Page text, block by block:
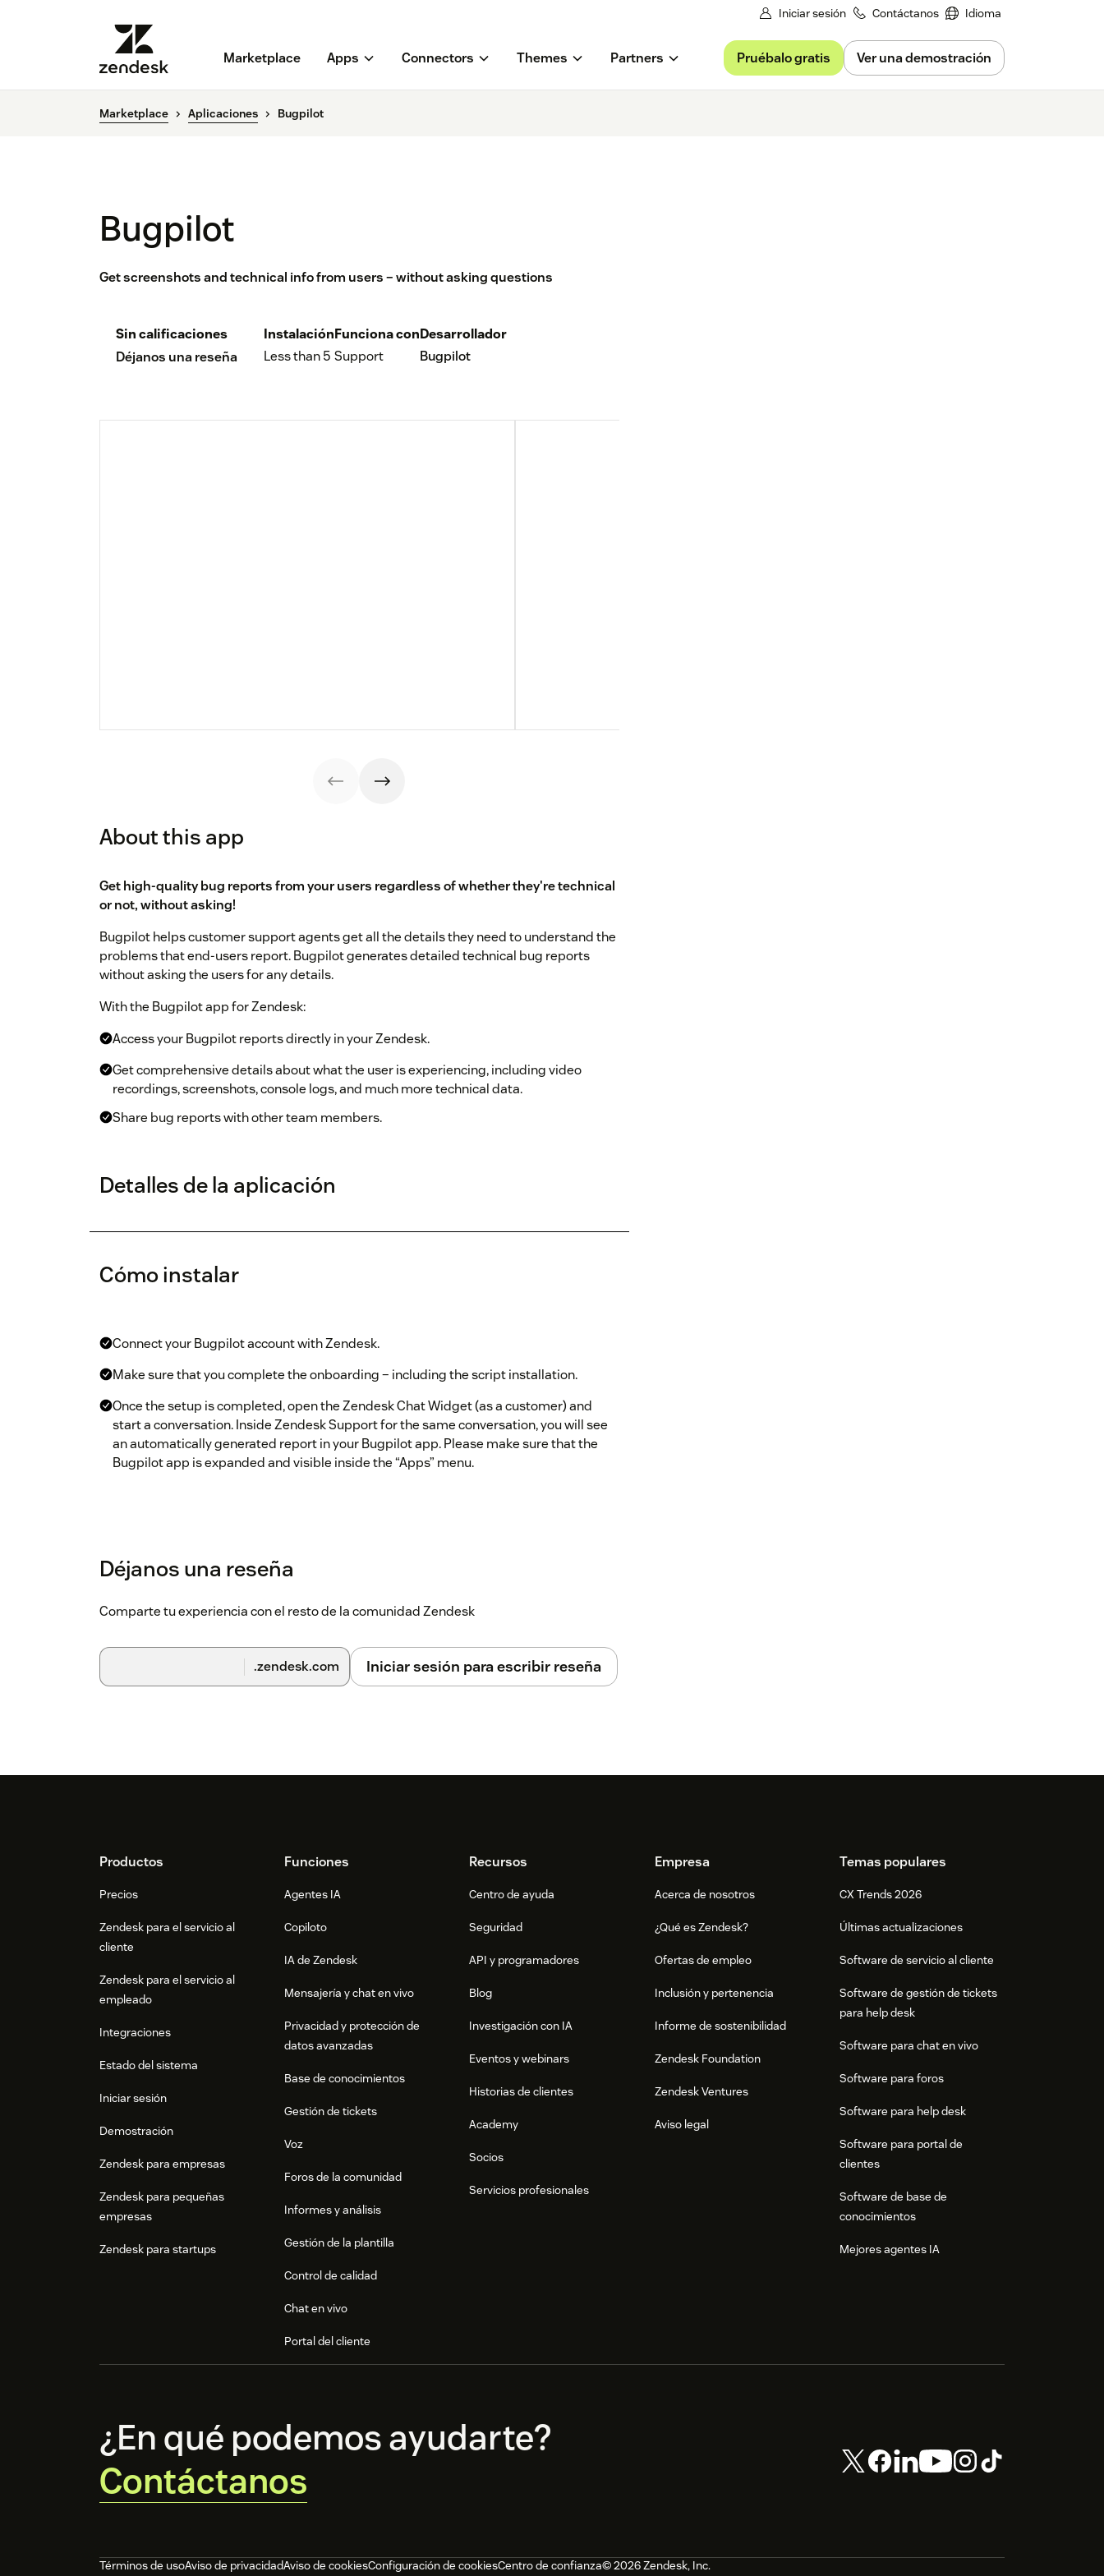
Iniciar sesión Contáctanos Idioma
Marketplace Apps Connectors Themes Partners Pruébalo gratis Ver una demostración
Marketplace Aplicaciones Bugpilot
Bugpilot
Get screenshots and technical info from users – without asking questions
Sin calificaciones
Déjanos una reseña
Instalación
Less than 5
Funciona con
Support
Desarrollador
Bugpilot
About this app
Get high-quality bug reports from your users regardless of whether they're technical
or not, without asking!
Bugpilot helps customer support agents get all the details they need to understand the
problems that end-users report. Bugpilot generates detailed technical bug reports
without asking the users for any details.
With the Bugpilot app for Zendesk:
Access your Bugpilot reports directly in your Zendesk.
Get comprehensive details about what the user is experiencing, including video
recordings, screenshots, console logs, and much more technical data.
Share bug reports with other team members.
Detalles de la aplicación
Cómo instalar
Connect your Bugpilot account with Zendesk.
Make sure that you complete the onboarding – including the script installation.
Once the setup is completed, open the Zendesk Chat Widget (as a customer) and
start a conversation. Inside Zendesk Support for the same conversation, you will see
an automatically generated report in your Bugpilot app. Please make sure that the
Bugpilot app is expanded and visible inside the “Apps” menu.
Déjanos una reseña
Comparte tu experiencia con el resto de la comunidad Zendesk
.zendesk.com Iniciar sesión para escribir reseña
FooterProductos
Precios
Zendesk para el servicio al
cliente
Zendesk para el servicio al
empleado
Integraciones
Estado del sistema
Iniciar sesión
Demostración
Zendesk para empresas
Zendesk para pequeñas
empresas
Zendesk para startups
Funciones
Agentes IA
Copiloto
IA de Zendesk
Mensajería y chat en vivo
Privacidad y protección de
datos avanzadas
Base de conocimientos
Gestión de tickets
Voz
Foros de la comunidad
Informes y análisis
Gestión de la plantilla
Control de calidad
Chat en vivo
Portal del cliente
Recursos
Centro de ayuda
Seguridad
API y programadores
Blog
Investigación con IA
Eventos y webinars
Historias de clientes
Academy
Socios
Servicios profesionales
Empresa
Acerca de nosotros
¿Qué es Zendesk?
Ofertas de empleo
Inclusión y pertenencia
Informe de sostenibilidad
Zendesk Foundation
Zendesk Ventures
Aviso legal
Temas populares
CX Trends 2026
Últimas actualizaciones
Software de servicio al cliente
Software de gestión de tickets
para help desk
Software para chat en vivo
Software para foros
Software para help desk
Software para portal de
clientes
Software de base de
conocimientos
Mejores agentes IA
¿En qué podemos ayudarte?
Contáctanos
Términos de usoAviso de privacidadAviso de cookiesConfiguración de cookiesCentro de confianza© 2026 Zendesk, Inc.